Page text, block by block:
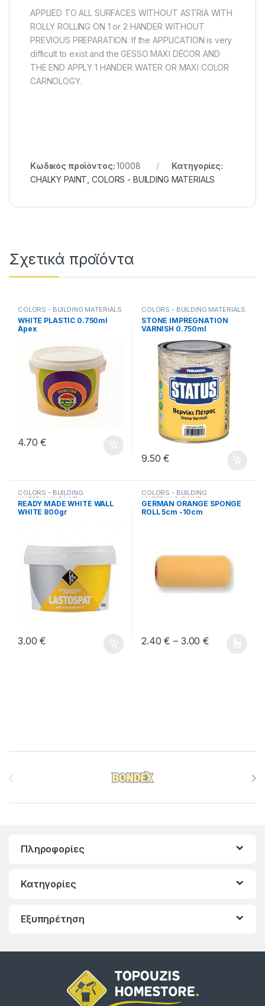
APPLIED TO ALL SURFACES WITHOUT ASTRIA WITH
ROLLY ROLLING ON 1 or 2 HANDER WITHOUT
PREVIOUS PREPARATION. If the APPLICATION is very
difficult to exist and the GESSO MAXI DÉCOR AND
THE END APPLY 1 HANDER WATER OR MAXI COLOR
CARNOLOGY.
Κωδικός προϊόντος:10008
Κατηγορίες:
CHALKY PAINT ,COLORS - BUILDING MATERIALS
Σχετικά προϊόντα
COLORS - BUILDING MATERIALS
WHITE PLASTIC 0.750ml
Apex
4.70€
COLORS - BUILDING MATERIALS
STONE IMPREGNATION
VARNISH 0.750ml
9.50€
COLORS - BUILDING
MATERIALS ,PAINT
PERIPHERALS-BUILDING
MATERIALS
READY MADE WHITE WALL
WHITE 800gr
3.00€
COLORS - BUILDING
MATERIALS,PAINT
PERIPHERALS-BUILDING
MATERIALS
GERMAN ORANGE SPONGE
ROLL 5cm -10cm
2.40€ – 3.00€Price
Πληροφορίες
Κατηγορίες
Εξυπηρέτηση